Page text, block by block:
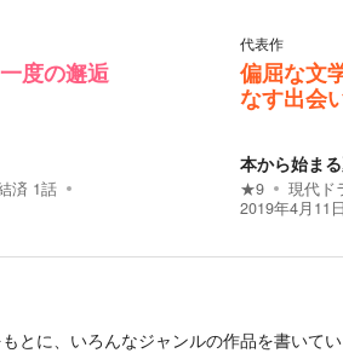
度の邂逅
済 1話
代表作
偏屈な文
なす出会
本から始ま
★9 現代ド
2019年4月11
とに、いろんなジャンルの作品を書いてい